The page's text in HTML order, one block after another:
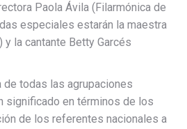
Paola Ávila (Filarmónica de
especiales estarán la maestra
y la cantante Betty Garcés
de todas las agrupaciones
significado en términos de los
de los referentes nacionales a